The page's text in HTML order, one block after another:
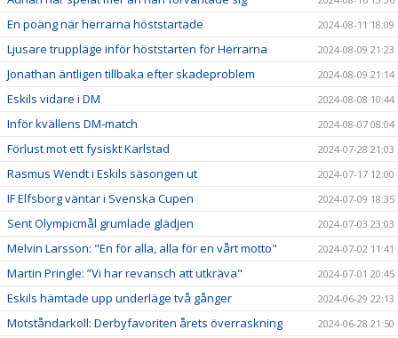
En poäng när herrarna höststartade 2024-08-11 18:09
Ljusare truppläge inför höststarten för Herrarna 2024-08-09 21:23
Jonathan äntligen tillbaka efter skadeproblem 2024-08-09 21:14
Eskils vidare i DM 2024-08-08 10:44
Inför kvällens DM-match 2024-08-07 08:04
Förlust mot ett fysiskt Karlstad 2024-07-28 21:03
Rasmus Wendt i Eskils säsongen ut 2024-07-17 12:00
IF Elfsborg väntar i Svenska Cupen 2024-07-09 18:35
Sent Olympicmål grumlade glädjen 2024-07-03 23:03
Melvin Larsson: "En för alla, alla för en vårt motto" 2024-07-02 11:41
Martin Pringle: ”Vi har revansch att utkräva" 2024-07-01 20:45
Eskils hämtade upp underläge två gånger 2024-06-29 22:13
Motståndarkoll: Derbyfavoriten årets överraskning 2024-06-28 21:50